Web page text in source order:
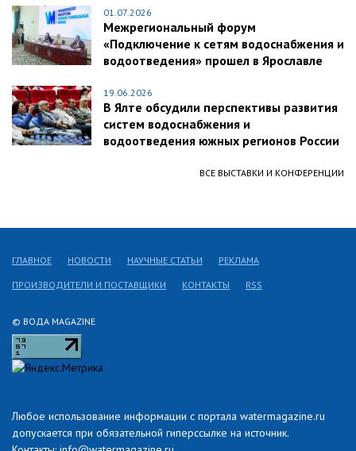
01.07.2026
Межрегиональный форум
«Подключение к сетям водоснабжения и
водоотведения» прошел в Ярославле
19.06.2026
В Ялте обсудили перспективы развития
систем водоснабжения и
водоотведения южных регионов России
ВСЕ ВЫСТАВКИ И КОНФЕРЕНЦИИ
© ВОДА MAGAZINE
Любое использование информации с портала watermagazine.ru
допускается при обязательной гиперссылке на источник.
ГЛАВНОЕ НОВОСТИ НАУЧНЫЕ СТАТЬИ РЕКЛАМА
ПРОИЗВОДИТЕЛИ И ПОСТАВЩИКИ КОНТАКТЫ RSS